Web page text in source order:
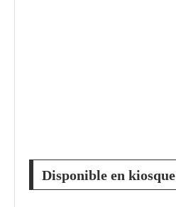
Disponible en kiosque